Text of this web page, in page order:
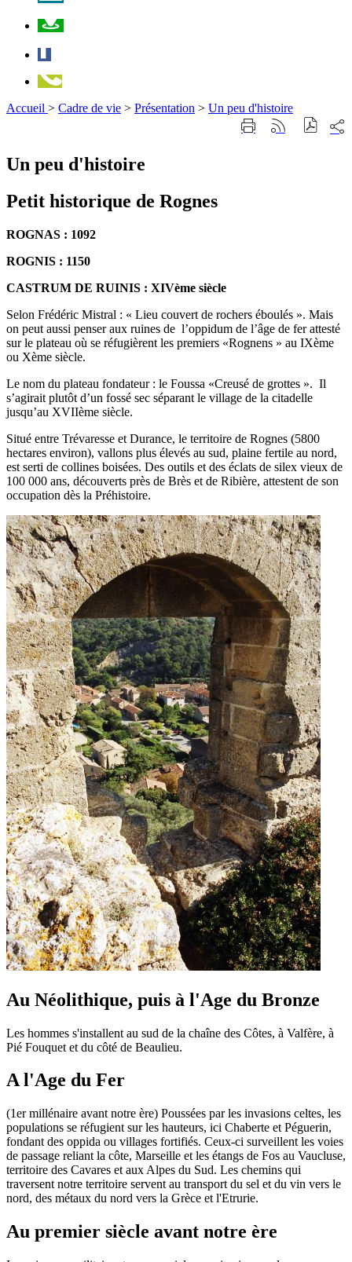
Accueil > Cadre de vie > Présentation > Un peu d'histoire
ImprimerGénérer
sur
Un peu d'histoire
Petit historique de Rognes
ROGNAS : 1092
ROGNIS : 1150
CASTRUM DE RUINIS : XIVème siècle
Selon Frédéric Mistral : « Lieu couvert de rochers éboulés ». Mais
on peut aussi penser aux ruines de l’oppidum de l’âge de fer attesté
sur le plateau où se réfugièrent les premiers «Rognens » au IXème
ou Xème siècle.
Le nom du plateau fondateur : le Foussa «Creusé de grottes ». Il
s’agirait plutôt d’un fossé sec séparant le village de la citadelle
jusqu’au XVIIème siècle.
Situé entre Trévaresse et Durance, le territoire de Rognes (5800
hectares environ), vallons plus élevés au sud, plaine fertile au nord,
est serti de collines boisées. Des outils et des éclats de silex vieux de
100 000 ans, découverts près de Brès et de Ribière, attestent de son
occupation dès la Préhistoire.
Au Néolithique, puis à l'Age du Bronze
Les hommes s'installent au sud de la chaîne des Côtes, à Valfère, à
Pié Fouquet et du côté de Beaulieu.
A l'Age du Fer
(1er millénaire avant notre ère) Poussées par les invasions celtes, les
populations se réfugient sur les hauteurs, ici Chaberte et Péguerin,
fondant des oppida ou villages fortifiés. Ceux-ci surveillent les voies
de passage reliant la côte, Marseille et les étangs de Fos au Vaucluse,
territoire des Cavares et aux Alpes du Sud. Les chemins qui
traversent notre territoire servent au transport du sel et du vin vers le
nord, des métaux du nord vers la Grèce et l'Etrurie.
Au premier siècle avant notre ère